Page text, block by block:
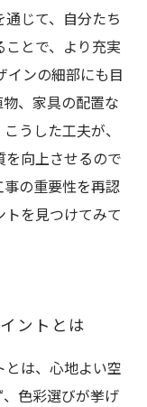
じて、自分たち
とで、より充実
インの細部にも目
、家具の配置な
うした工夫が、
向上させるので
の重要性を再認
を見つけてみて
ントとは
は、心地よい空
色彩選びが挙げ